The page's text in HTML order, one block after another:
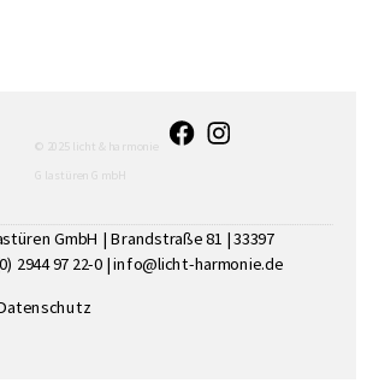
© 2025 licht & harmonie
Glastüren GmbH
GmbH | Brandstraße 81 | 33397
2944 97 22-0 |info@licht-harmonie.de